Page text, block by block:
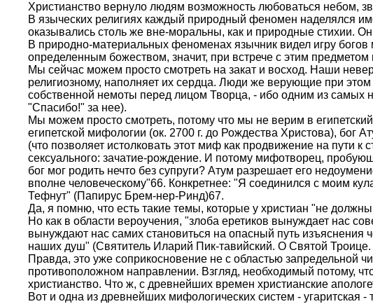
Христианство вернуло людям возможность любоваться небом,
В языческих религиях каждый природный феномен наделялся
оказывались столь же вне-моральны, как и природные стихии.
В природно-материальных феноменах язычник видел игру
определенным божеством, значит, при встрече с этим
Мы сейчас можем просто смотреть на закат и восход. Наши
религиозному, наполняет их сердца. Люди же верующие при
собственной немоты перед лицом Творца, - ибо одним из самых
"Спасибо!" за нее).
Мы можем просто смотреть, потому что мы не верим в
египетской мифологии (ок. 2700 г. до Рождества Христова), бог
(что позволяет истолковать этот миф как продвижение на пути
сексуального: зачатие-рождение. И потому мифотворец,
бог мог родить нечто без супруги? Атум разрешает его
вполне человеческому"66. Конкретнее: "Я соединился с моим
Тефнут" (Папирус Брем-нер-Ринд)67.
Да, я помню, что есть такие темы, которые у христиан "не
Но как в области вероучения, "злоба еретиков вынуждает нас
вынуждают нас самих становиться на опасный путь изъяснения
наших душ" (Святитель Иларий Пик-тавийский. О Святой Троице.
Правда, это уже соприкосновение не с областью запредельной
противоположном направлении. Взгляд, необходимый потому,
христианство. Что ж, с древнейших времен христианские
Вот и одна из древнейших мифологических систем - угаритская